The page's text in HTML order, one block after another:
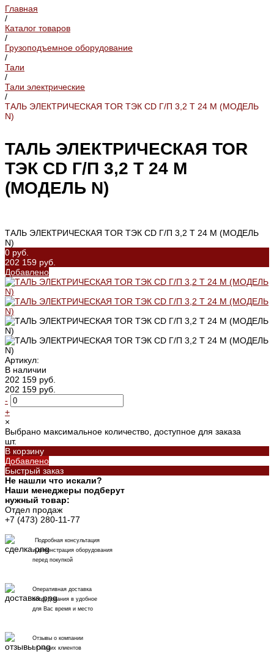
Главная
/
Каталог товаров
/
Грузоподъемное оборудование
/
Тали
/
Тали электрические
/
ТАЛЬ ЭЛЕКТРИЧЕСКАЯ TOR ТЭК CD Г/П 3,2 Т 24 М (МОДЕЛЬ
N)
ТАЛЬ ЭЛЕКТРИЧЕСКАЯ TOR
ТЭК CD Г/П 3,2 Т 24 М
(МОДЕЛЬ N)
ТАЛЬ ЭЛЕКТРИЧЕСКАЯ TOR ТЭК CD Г/П 3,2 Т 24 М (МОДЕЛЬ
N)
0 руб.
202 159 руб.
Добавлено
Артикул:
В наличии
202 159 руб.
202 159 руб.
-
+
×
Выбрано максимальное количество, доступное для заказа
шт.
В корзину
Добавлено
Быстрый заказ
Не нашли что искали?
Наши менеджеры подберут
нужный товар:
Отдел продаж
+7 (473) 280-11-77
Подробная консультация
и демонстрация оборудования
перед покупкой
Оперативная доставка
оборудования в удобное
для Вас время и место
Отзывы о компании
от наших клиентов